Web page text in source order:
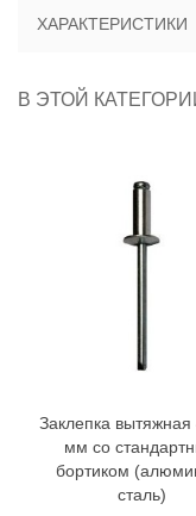
ХАРАКТЕРИСТИКИ
В ЭТОЙ
Заклепка вытяжная
мм со
бортиком
сталь)